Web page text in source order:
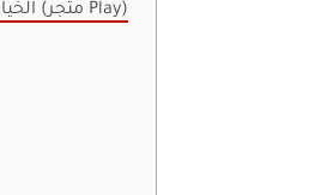
الخيار 2: تطبيقات الطرف الثالث (متجر Play)